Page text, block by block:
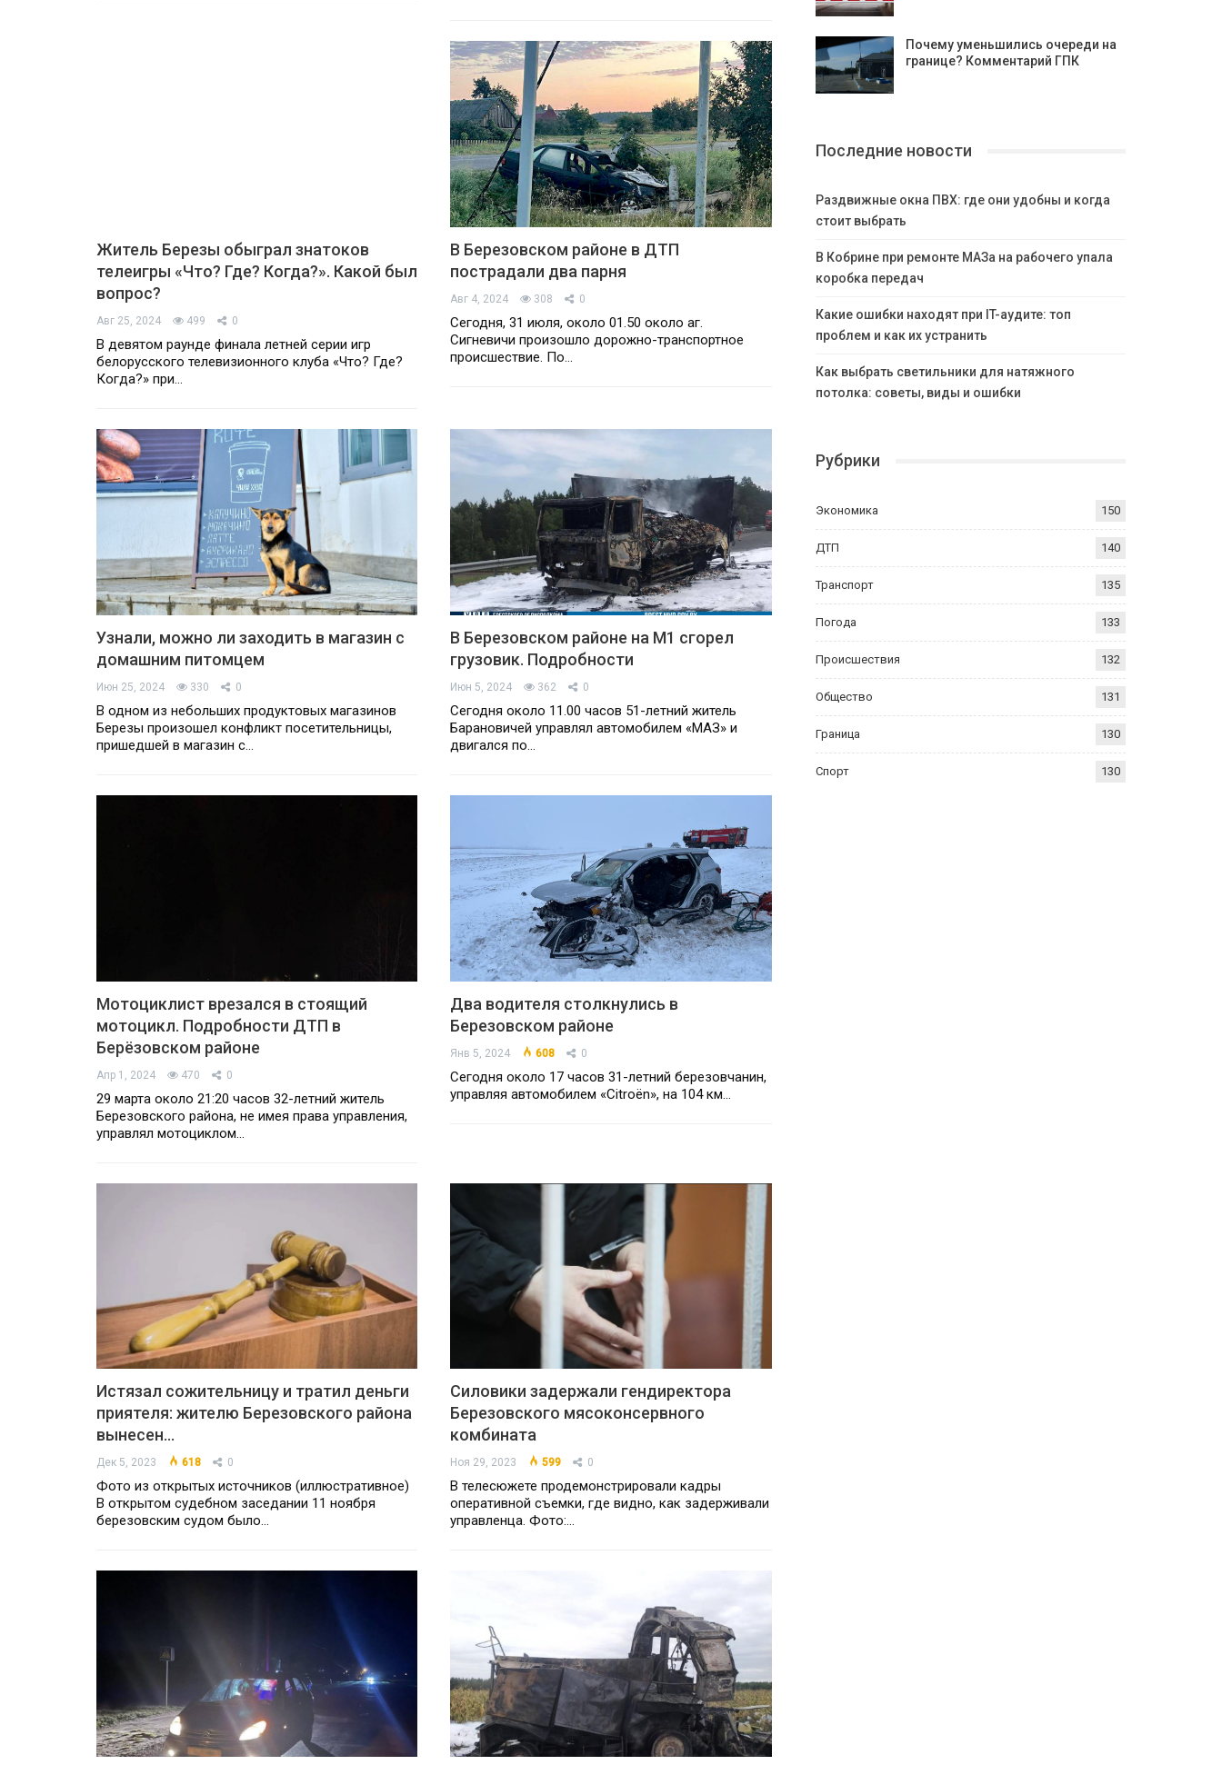
Житель Березы обыграл знатоков
телеигры «Что? Где? Когда?». Какой был
вопрос?
Авг 25, 2024 499 0
В девятом раунде финала летней серии игр
белорусского телевизионного клуба «Что? Где?
Когда?» при…
В Березовском районе в ДТП
пострадали два парня
Авг 4, 2024 308 0
Сегодня, 31 июля, около 01.50 около аг.
Сигневичи произошло дорожно-транспортное
происшествие. По…
Узнали, можно ли заходить в магазин с
домашним питомцем
Июн 25, 2024 330 0
В одном из небольших продуктовых магазинов
Березы произошел конфликт посетительницы,
пришедшей в магазин с…
В Березовском районе на М1 сгорел
грузовик. Подробности
Июн 5, 2024 362 0
Сегодня около 11.00 часов 51-летний житель
Барановичей управлял автомобилем «МАЗ» и
двигался по…
Мотоциклист врезался в стоящий
мотоцикл. Подробности ДТП в
Берёзовском районе
Апр 1, 2024 470 0
29 марта около 21:20 часов 32-летний житель
Березовского района, не имея права управления,
управлял мотоциклом…
Два водителя столкнулись в
Березовском районе
Янв 5, 2024 608 0
Сегодня около 17 часов 31-летний березовчанин,
управляя автомобилем «Citroën», на 104 км…
Истязал сожительницу и тратил деньги
приятеля: жителю Березовского района
вынесен…
Дек 5, 2023 618 0
Фото из открытых источников (иллюстративное)
В открытом судебном заседании 11 ноября
березовским судом было…
Силовики задержали гендиректора
Березовского мясоконсервного
комбината
Ноя 29, 2023 599 0
В телесюжете продемонстрировали кадры
оперативной съемки, где видно, как задерживали
управленца. Фото:…
Почему уменьшились очереди на
границе? Комментарий ГПК
Последние новости
Раздвижные окна ПВХ: где они удобны и когда
стоит выбрать
В Кобрине при ремонте МАЗа на рабочего упала
коробка передач
Какие ошибки находят при IT-аудите: топ
проблем и как их устранить
Как выбрать светильники для натяжного
потолка: советы, виды и ошибки
Рубрики
Экономика 150
ДТП 140
Транспорт 135
Погода 133
Происшествия 132
Общество 131
Граница 130
Спорт 130